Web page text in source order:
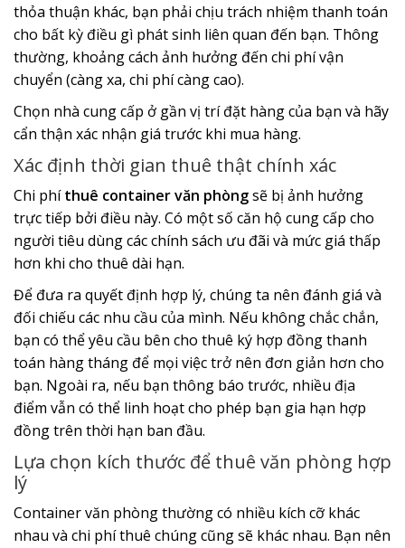
thỏa thuận khác, bạn phải chịu trách nhiệm thanh toán
cho bất kỳ điều gì phát sinh liên quan đến bạn. Thông
thường, khoảng cách ảnh hưởng đến chi phí vận
chuyển (càng xa, chi phí càng cao).
Chọn nhà cung cấp ở gần vị trí đặt hàng của bạn và hãy
cẩn thận xác nhận giá trước khi mua hàng.
Xác định thời gian thuê thật chính xác
Chi phíthuê container văn phòngsẽ bị ảnh hưởng
trực tiếp bởi điều này. Có một số căn hộ cung cấp cho
người tiêu dùng các chính sách ưu đãi và mức giá thấp
hơn khi cho thuê dài hạn.
Để đưa ra quyết định hợp lý, chúng ta nên đánh giá và
đối chiếu các nhu cầu của mình. Nếu không chắc chắn,
bạn có thể yêu cầu bên cho thuê ký hợp đồng thanh
toán hàng tháng để mọi việc trở nên đơn giản hơn cho
bạn. Ngoài ra, nếu bạn thông báo trước, nhiều địa
điểm vẫn có thể linh hoạt cho phép bạn gia hạn hợp
đồng trên thời hạn ban đầu.
Lựa chọn kích thước để thuê văn phòng hợp
lý
Container văn phòng thường có nhiều kích cỡ khác
nhau và chi phí thuê chúng cũng sẽ khác nhau. Bạn nên